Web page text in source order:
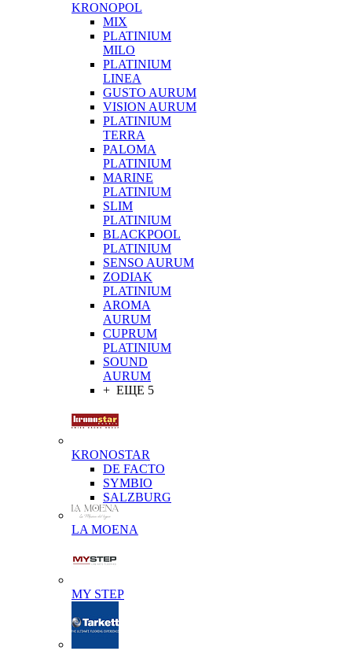
KRONOPOL
MIX
PLATINIUM
MILO
PLATINIUM
LINEA
GUSTO AURUM
VISION AURUM
PLATINIUM
TERRA
PALOMA
PLATINIUM
MARINE
PLATINIUM
SLIM
PLATINIUM
BLACKPOOL
PLATINIUM
SENSO AURUM
ZODIAK
PLATINIUM
AROMA
AURUM
CUPRUM
PLATINIUM
SOUND
AURUM
+ ЕЩЕ 5
KRONOSTAR
DE FACTO
SYMBIO
SALZBURG
LA MOENA
MY STEP